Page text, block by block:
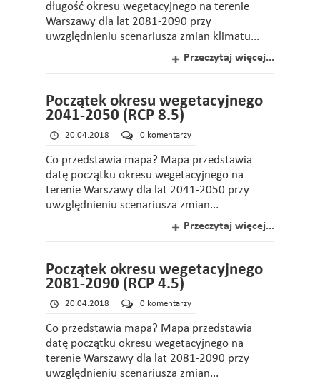
długość okresu wegetacyjnego na terenie
Warszawy dla lat 2081-2090 przy
uwzględnieniu scenariusza zmian klimatu...
Przeczytaj więcej...
Początek okresu wegetacyjnego
2041-2050 (RCP 8.5)
20.04.2018 0 komentarzy
Co przedstawia mapa? Mapa przedstawia
datę początku okresu wegetacyjnego na
terenie Warszawy dla lat 2041-2050 przy
uwzględnieniu scenariusza zmian...
Przeczytaj więcej...
Początek okresu wegetacyjnego
2081-2090 (RCP 4.5)
20.04.2018 0 komentarzy
Co przedstawia mapa? Mapa przedstawia
datę początku okresu wegetacyjnego na
terenie Warszawy dla lat 2081-2090 przy
uwzględnieniu scenariusza zmian...